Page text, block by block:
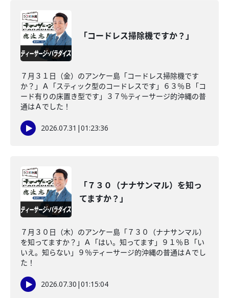
「コードレス掃除機ですか？」
７月３１日（金）のアンケー島「コードレス掃除機です
か？」Ａ「スティック型のコードレスです」６３％Ｂ「コ
ード有りの床置き型です」３７％ティーサージ的沖縄の普
通はＡでした！
2026.07.31 |01:23:36
「７３０（ナナサンマル）を知っ
てますか？」
７月３０日（木）のアンケー島「７３０（ナナサンマル）
を知ってますか？」Ａ「はい。知ってます」９１％Ｂ「い
いえ。知らない」９％ティーサージ的沖縄の普通はＡでし
た！
2026.07.30 |01:15:04